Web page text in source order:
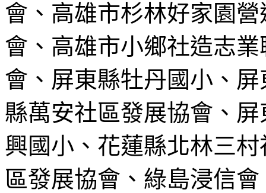
會、高雄市杉林好家園
會、高雄市小鄉社造志業
會、屏東縣牡丹國小、
縣萬安社區發展協會、
興國小、 花蓮縣北林三
區發展協會、 綠島浸信會